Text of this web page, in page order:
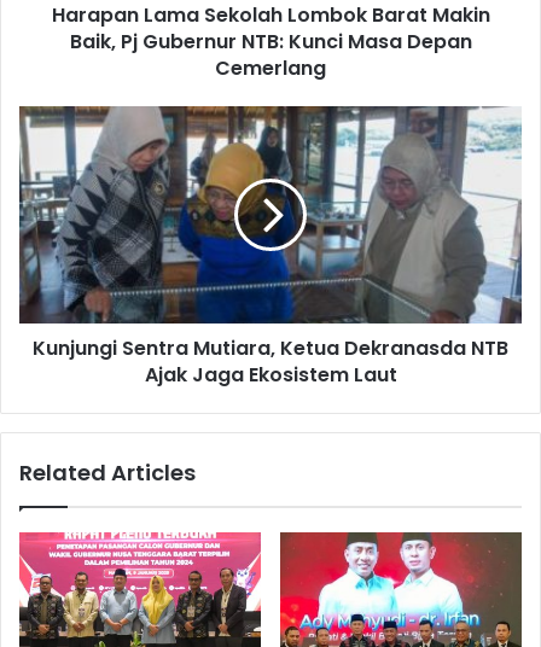
Harapan Lama Sekolah Lombok Barat Makin
Baik, Pj Gubernur NTB: Kunci Masa Depan
Cemerlang
Kunjungi Sentra Mutiara, Ketua Dekranasda NTB
Ajak Jaga Ekosistem Laut
Related Articles